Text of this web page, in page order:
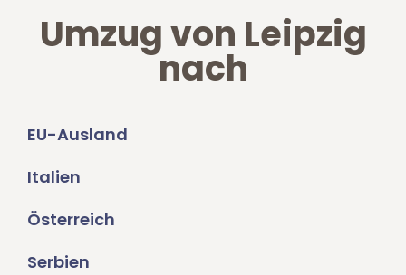
Umzug von Leipzig
nach
EU-Ausland
Italien
Österreich
Serbien